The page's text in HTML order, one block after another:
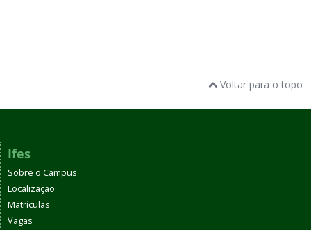
Voltar para o topo
Ifes
Sobre o Campus
Localização
Matrículas
Vagas